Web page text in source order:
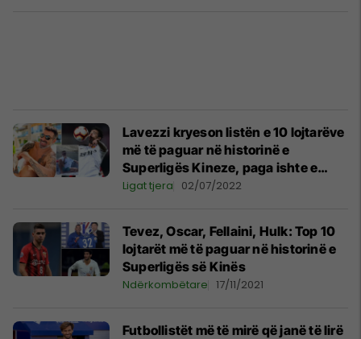
Lavezzi kryeson listën e 10 lojtarëve
më të paguar në historinë e
Superligës Kineze, paga ishte e
çmendur
Ligat tjera 02/07/2022
Tevez, Oscar, Fellaini, Hulk: Top 10
lojtarët më të paguar në historinë e
Superligës së Kinës
Ndërkombëtare 17/11/2021
Futbollistët më të mirë që janë të lirë